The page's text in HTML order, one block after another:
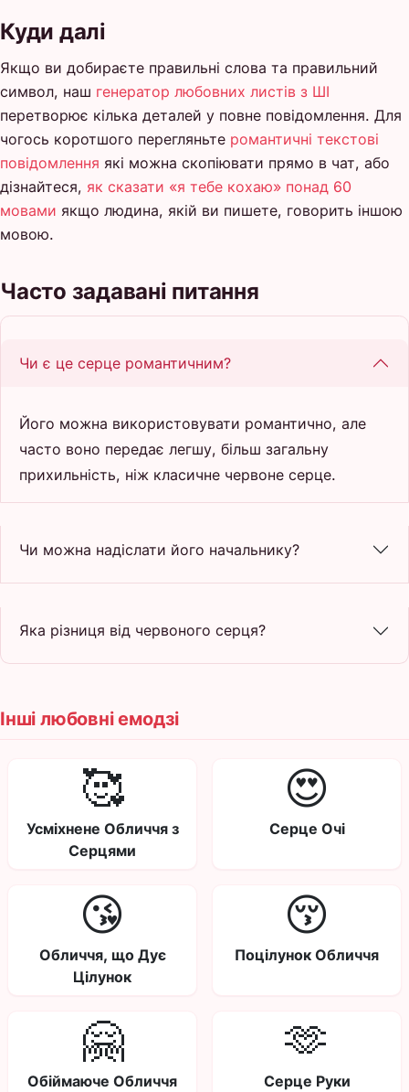
Куди далі
Якщо ви добираєте правильні слова та правильний
символ, наш генератор любовних листів з ШІ
перетворює кілька деталей у повне повідомлення. Для
чогось коротшого перегляньте романтичні текстові
повідомлення які можна скопіювати прямо в чат, або
дізнайтеся, як сказати «я тебе кохаю» понад 60
мовами якщо людина, якій ви пишете, говорить іншою
мовою.
Часто задавані питання
Чи є це серце романтичним?
Його можна використовувати романтично, але
часто воно передає легшу, більш загальну
прихильність, ніж класичне червоне серце.
Чи можна надіслати його начальнику?
Яка різниця від червоного серця?
Інші любовні емодзі
🥰
Усміхнене Обличчя з
Серцями
😍
Серце Очі
😘
Обличчя, що Дує
Цілунок
😚
Поцілунок Обличчя
🤗
Обіймаюче Обличчя
🫶
Серце Руки